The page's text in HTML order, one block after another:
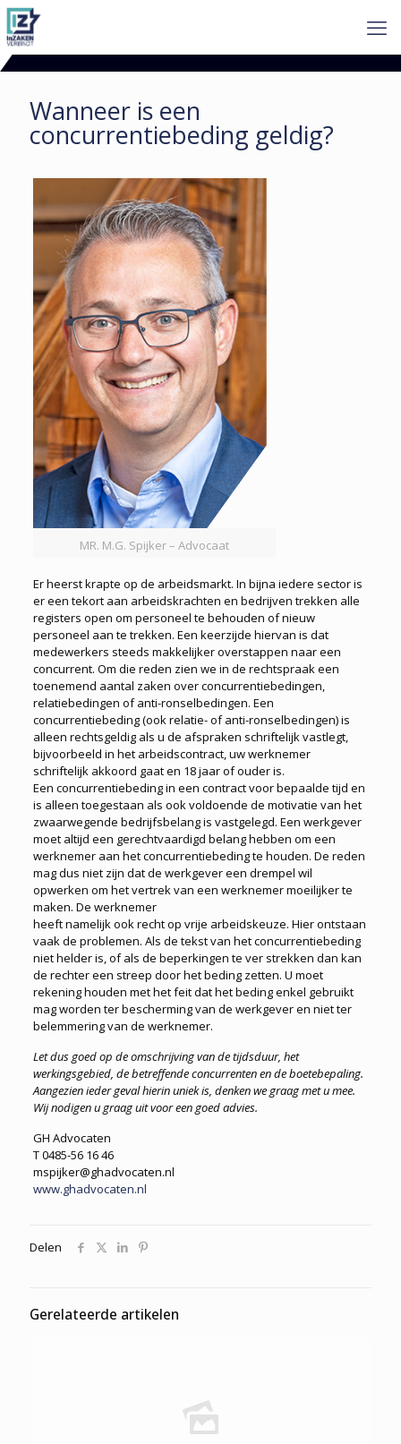
Wanneer is een
concurrentiebeding geldig?
MR. M.G. Spijker – Advocaat
Er heerst krapte op de arbeidsmarkt. In bijna iedere sector is
er een tekort aan arbeidskrachten en bedrijven trekken alle
registers open om personeel te behouden of nieuw
personeel aan te trekken. Een keerzijde hiervan is dat
medewerkers steeds makkelijker overstappen naar een
concurrent. Om die reden zien we in de rechtspraak een
toenemend aantal zaken over concurrentiebedingen,
relatiebedingen of anti-ronselbedingen. Een
concurrentiebeding (ook relatie- of anti-ronselbedingen) is
alleen rechtsgeldig als u de afspraken schriftelijk vastlegt,
bijvoorbeeld in het arbeidscontract, uw werknemer
schriftelijk akkoord gaat en 18 jaar of ouder is.
Een concurrentiebeding in een contract voor bepaalde tijd en
is alleen toegestaan als ook voldoende de motivatie van het
zwaarwegende bedrijfsbelang is vastgelegd. Een werkgever
moet altijd een gerechtvaardigd belang hebben om een
werknemer aan het concurrentiebeding te houden. De reden
mag dus niet zijn dat de werkgever een drempel wil
opwerken om het vertrek van een werknemer moeilijker te
maken. De werknemer
heeft namelijk ook recht op vrije arbeidskeuze. Hier ontstaan
vaak de problemen. Als de tekst van het concurrentiebeding
niet helder is, of als de beperkingen te ver strekken dan kan
de rechter een streep door het beding zetten. U moet
rekening houden met het feit dat het beding enkel gebruikt
mag worden ter bescherming van de werkgever en niet ter
belemmering van de werknemer.
Let dus goed op de omschrijving van de tijdsduur, het
werkingsgebied, de betreffende concurrentenen de boetebepaling.
Aangezien ieder geval hierinuniek is, denken we graag met u mee.
Wij nodigenu graag uit voor een goed advies.
GH Advocaten
T 0485-56 16 46
mspijker@ghadvocaten.nl
www.ghadvocaten.nl
Delen
Gerelateerde artikelen